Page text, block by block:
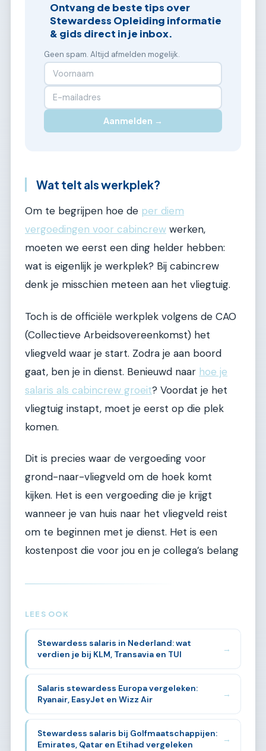
Ontvang de beste tips over
Stewardess Opleiding informatie
& gids direct in je inbox.
Geen spam. Altijd afmelden mogelijk.
Aanmelden →
Wat telt als werkplek?
Om te begrijpen hoe de per diem
vergoedingen voor cabincrew werken,
moeten we eerst een ding helder hebben:
wat is eigenlijk je werkplek? Bij cabincrew
denk je misschien meteen aan het vliegtuig.
Toch is de officiële werkplek volgens de CAO
(Collectieve Arbeidsovereenkomst) het
vliegveld waar je start. Zodra je aan boord
gaat, ben je in dienst. Benieuwd naar hoe je
salaris als cabincrew groeit? Voordat je het
vliegtuig instapt, moet je eerst op die plek
komen.
Dit is precies waar de vergoeding voor
grond-naar-vliegveld om de hoek komt
kijken. Het is een vergoeding die je krijgt
wanneer je van huis naar het vliegveld reist
om te beginnen met je dienst. Het is een
kostenpost die voor jou en je collega’s belang
LEES OOK
Stewardess salaris in Nederland: wat
verdien je bij KLM, Transavia en TUI
→
Salaris stewardess Europa vergeleken:
Ryanair, EasyJet en Wizz Air
→
Stewardess salaris bij Golfmaatschappijen:
Emirates, Qatar en Etihad vergeleken
→